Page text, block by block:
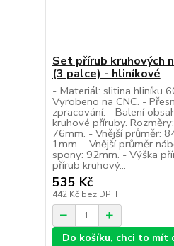
Set přírub kruhových
(3 palce) - hliníkové
- Materiál: slitina hliníku
Vyrobeno na CNC. -
zpracování. - Balení
kruhové příruby.
76mm. - Vnější průměr:
1mm. - Vnější průměr
spony: 92mm. - Výška
přírub kruhový...
535 Kč
442 Kč bez DPH
Do košíku, chci to mít